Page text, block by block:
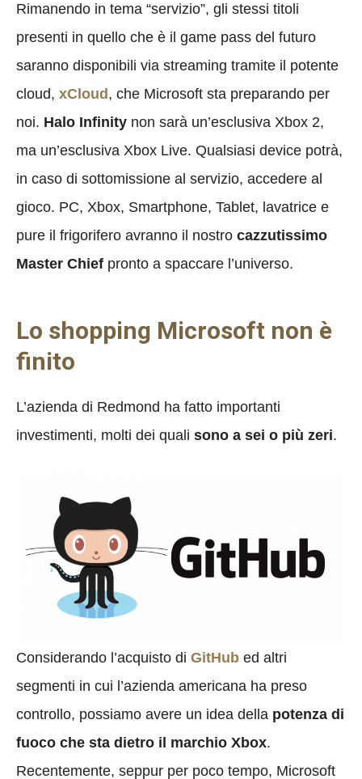
Rimanendo in tema “servizio”, gli stessi titoli
presenti in quello che è il game pass del futuro
saranno disponibili via streaming tramite il potente
cloud, xCloud , che Microsoft sta preparando per
noi. Halo Infinity non sarà un’esclusiva Xbox 2,
ma un’esclusiva Xbox Live. Qualsiasi device potrà,
in caso di sottomissione al servizio, accedere al
gioco. PC, Xbox, Smartphone, Tablet, lavatrice e
pure il frigorifero avranno il nostro cazzutissimo
Master Chief pronto a spaccare l’universo.
Lo shopping Microsoft non è
finito
L’azienda di Redmond ha fatto importanti
investimenti, molti dei quali sono a sei o più zeri.
Considerando l’acquisto di GitHub ed altri
segmenti in cui l’azienda americana ha preso
controllo, possiamo avere un idea della potenza di
fuoco che sta dietro il marchio Xbox.
Recentemente, seppur per poco tempo, Microsoft